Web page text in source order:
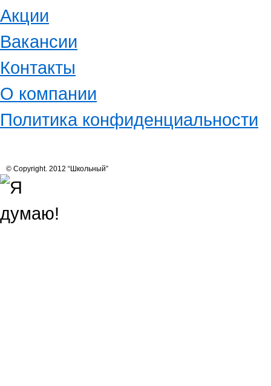
Акции
Вакансии
Контакты
О компании
Политика конфиденциальности
© Copyright. 2012 “Школьный”